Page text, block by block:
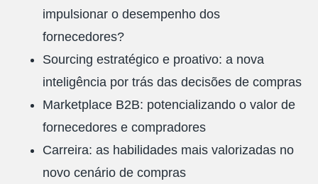
impulsionar o desempenho dos
fornecedores?
Sourcing estratégico e proativo: a nova
inteligência por trás das decisões de compras
Marketplace B2B: potencializando o valor de
fornecedores e compradores
Carreira: as habilidades mais valorizadas no
novo cenário de compras